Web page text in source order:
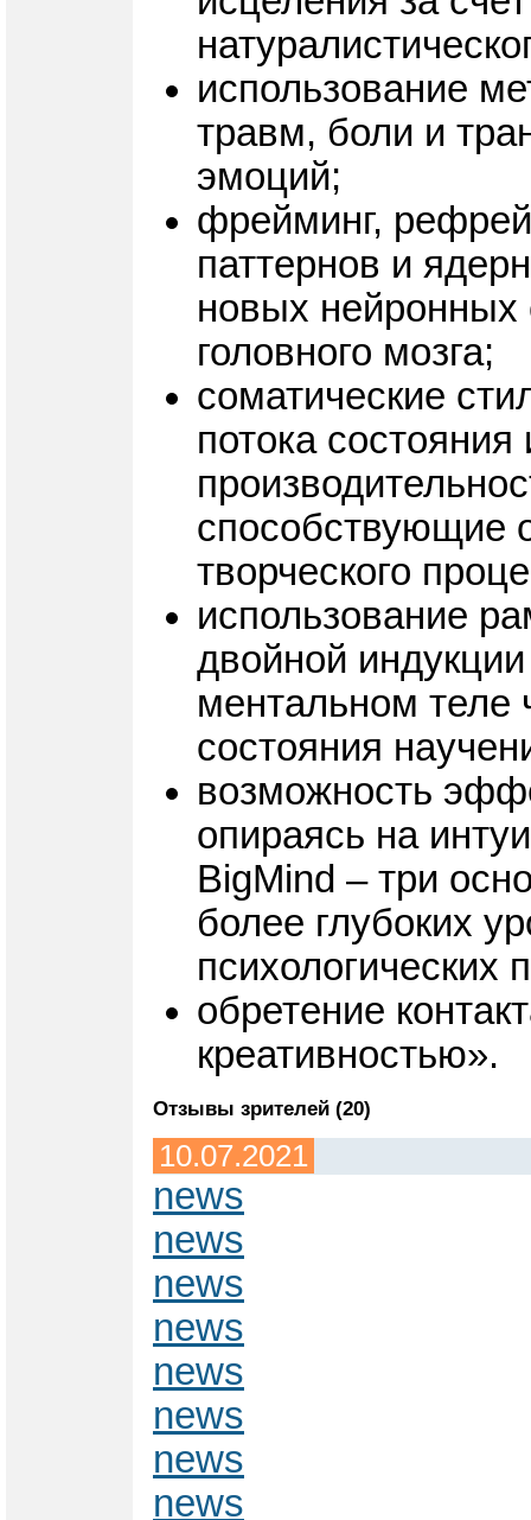
использование
травм, боли и
эмоций;
фрейминг,
паттернов и
новых нейронных
головного мозга;
соматические
потока
способствующие
творческого
использование
двойной
ментальном теле
состояния
возможность
опираясь на
BigMind – три
более глубоких
психологических
обретение
креативностью».
Отзывы зрителей (20)
10.07.2021
news
news
news
news
news
news
news
news